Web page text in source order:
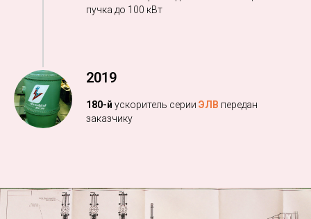
пучка до 100 кВт
2019
180-й ускоритель серии ЭЛВ передан
заказчику